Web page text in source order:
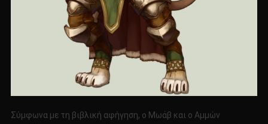
Σύμφωνα με τη βιβλική αφήγηση, ο Μωάβ και ο Αμμών